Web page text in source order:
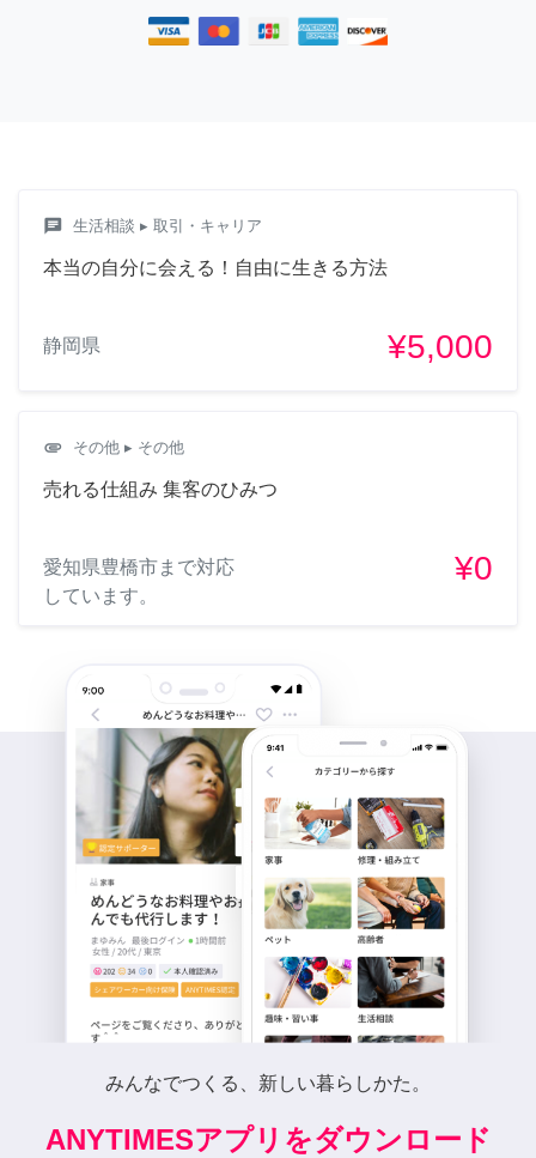
chat 生活相談 ▸ 取引・キャリア
本当の自分に会える！自由に生きる方法
静岡県 ¥5,000
attachment その他 ▸ その他
売れる仕組み 集客のひみつ
愛知県豊橋市まで対応
しています。
¥0
みんなでつくる、新しい暮らしかた。
ANYTIMESアプリをダウンロード